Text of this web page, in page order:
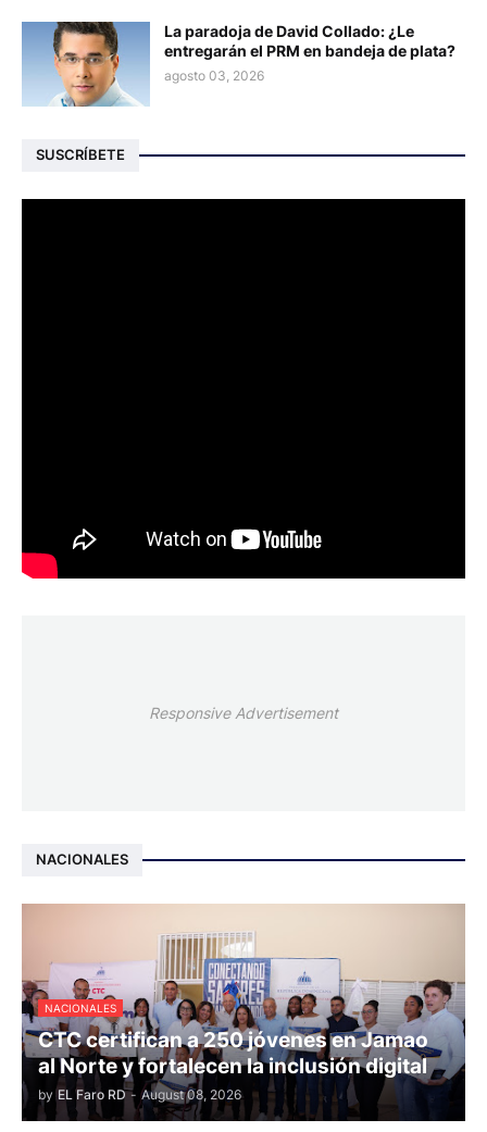
La paradoja de David Collado: ¿Le
entregarán el PRM en bandeja de plata?
agosto 03, 2026
SUSCRÍBETE
Responsive Advertisement
NACIONALES
NACIONALES
CTC certifican a 250 jóvenes en Jamao
al Norte y fortalecen la inclusión digital
by EL Faro RD - August 08, 2026